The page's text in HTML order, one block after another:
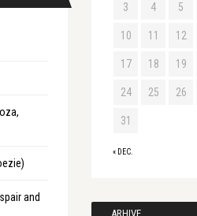
and
« DEC.
3 4 5
10 11 12
17 18 19
24 25 26
31
ARHIVE